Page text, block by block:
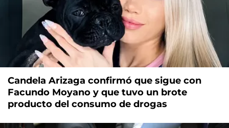
Candela Arizaga confirmó que sigue con
Facundo Moyano y que tuvo un brote
producto del consumo de drogas